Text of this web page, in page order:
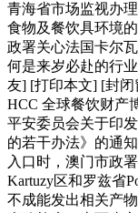
青海省市场监视办
食物及餐饮具环境
政署关心法国卡尔
何是来岁必赴的行
友] [打印本文] [封闭
HCC 全球餐饮财产
平安委员会关于印
的若干办法》的通
入口时，澳门市政
Kartuzy区和罗兹省
不成能发出相关产